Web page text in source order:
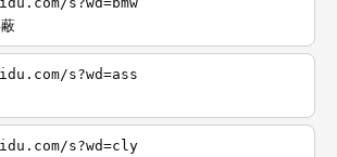
s?wd=ass
s?wd=cly